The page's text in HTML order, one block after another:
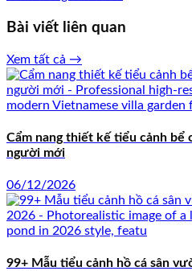
Bài viết liên quan
Xem tất cả →
Cẩm nang thiết kế tiểu cảnh bể
người mới
06/12/2026
99+ Mẫu tiểu cảnh hồ cá sân